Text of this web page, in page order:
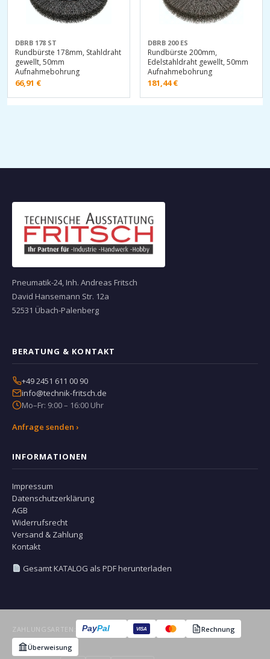
DBRB 178 ST
Rundbürste 178mm, Stahldraht
gewellt, 50mm
Aufnahmebohrung
66,91 €
DBRB 200 ES
Rundbürste 200mm,
Edelstahldraht gewellt, 50mm
Aufnahmebohrung
181,44€
Pneumatik-24, Inh. Andreas Fritsch
David Hansemann Str. 12a
52531 Übach-Palenberg
BERATUNG & KONTAKT
+49 2451 611 00 90
info@technik-fritsch.de
Mo–Fr: 9:00 – 16:00 Uhr
Anfrage senden ›
INFORMATIONEN
Impressum
Datenschutzerklärung
AGB
Widerrufsrecht
Versand & Zahlung
Kontakt
Gesamt KATALOG als PDF herunterladen
ZAHLUNGSARTEN: PayPal VISA
Rechnung
Überweisung